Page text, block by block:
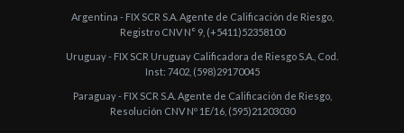
Argentina - FIX SCR S.A. Agente de Calificación de Riesgo,
Registro CNV N° 9, (+5411)52358100
Uruguay - FIX SCR Uruguay Calificadora de Riesgo S.A., Cod.
Inst: 7402, (598)29170045
Paraguay - FIX SCR S.A. Agente de Calificación de Riesgo,
Resolución CNV Nº 1E/16, (595)21203030